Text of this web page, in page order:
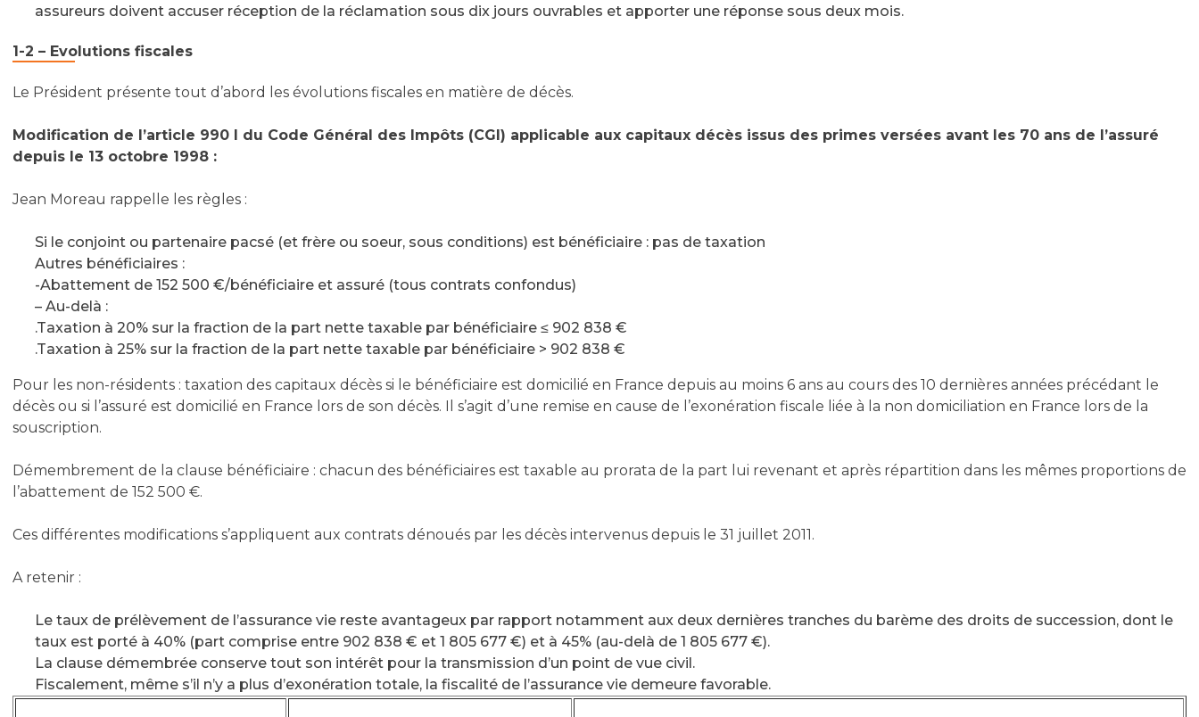
assureurs doivent accuser réception de la réclamation sous dix jours ouvrables et apporter une réponse sous deux mois.
1-2 – Evolutions fiscales
Le Président présente tout d’abord les évolutions fiscales en matière de décès.
Modification de l’article 990 I du Code Général des Impôts (CGI) applicable aux capitaux décès issus des primes versées avant les 70 ans de l’assuré
depuis le 13 octobre 1998 :
Jean Moreau rappelle les règles :
Si le conjoint ou partenaire pacsé (et frère ou soeur, sous conditions) est bénéficiaire : pas de taxation
Autres bénéficiaires :
-Abattement de 152 500 €/bénéficiaire et assuré (tous contrats confondus)
– Au-delà :
.Taxation à 20% sur la fraction de la part nette taxable par bénéficiaire ≤ 902 838 €
.Taxation à 25% sur la fraction de la part nette taxable par bénéficiaire > 902 838 €
Pour les non-résidents : taxation des capitaux décès si le bénéficiaire est domicilié en France depuis au moins 6 ans au cours des 10 dernières années précédant le
décès ou si l’assuré est domicilié en France lors de son décès. Il s’agit d’une remise en cause de l’exonération fiscale liée à la non domiciliation en France lors de la
souscription.
Démembrement de la clause bénéficiaire : chacun des bénéficiaires est taxable au prorata de la part lui revenant et après répartition dans les mêmes proportions de
l’abattement de 152 500 €.
Ces différentes modifications s’appliquent aux contrats dénoués par les décès intervenus depuis le 31 juillet 2011.
A retenir :
Le taux de prélèvement de l’assurance vie reste avantageux par rapport notamment aux deux dernières tranches du barème des droits de succession, dont le
taux est porté à 40% (part comprise entre 902 838 € et 1 805 677 €) et à 45% (au-delà de 1 805 677 €).
La clause démembrée conserve tout son intérêt pour la transmission d’un point de vue civil.
Fiscalement, même s’il n’y a plus d’exonération totale, la fiscalité de l’assurance vie demeure favorable.